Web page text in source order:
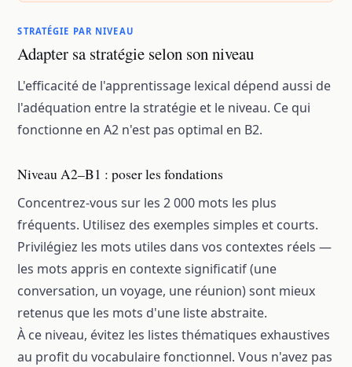
STRATÉGIE PAR NIVEAU
Adapter sa stratégie selon son niveau
L'efficacité de l'apprentissage lexical dépend aussi de
l'adéquation entre la stratégie et le niveau. Ce qui
fonctionne en A2 n'est pas optimal en B2.
Niveau A2–B1 : poser les fondations
Concentrez-vous sur les 2 000 mots les plus
fréquents. Utilisez des exemples simples et courts.
Privilégiez les mots utiles dans vos contextes réels —
les mots appris en contexte significatif (une
conversation, un voyage, une réunion) sont mieux
retenus que les mots d'une liste abstraite.
À ce niveau, évitez les listes thématiques exhaustives
au profit du vocabulaire fonctionnel. Vous n'avez pas